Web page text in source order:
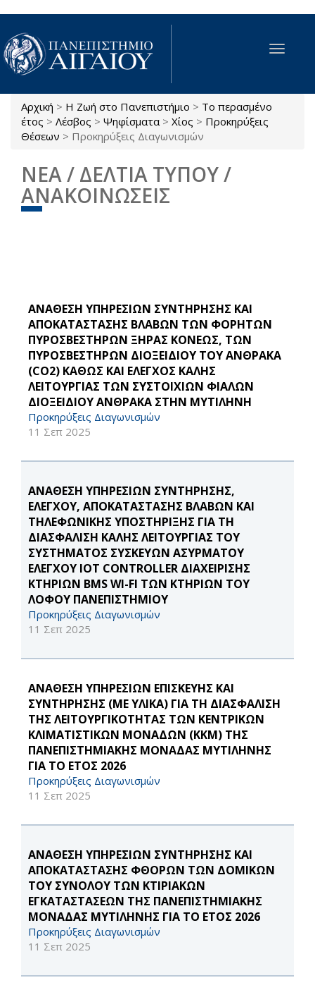
Παράκαμψη προς το κυρίως περιεχόμενο
Toggle
Είστε εδώ
Αρχική > Η Ζωή στο Πανεπιστήμιο > Το περασμένο
έτος > Λέσβος > Ψηφίσματα > Χίος > Προκηρύξεις
Θέσεων > Προκηρύξεις Διαγωνισμών
ΝΕΑ / ΔΕΛΤΙΑ ΤΥΠΟΥ /
ΑΝΑΚΟΙΝΩΣΕΙΣ
ΑΝΑΘΕΣΗ ΥΠΗΡΕΣΙΩΝ ΣΥΝΤΗΡΗΣΗΣ ΚΑΙ
ΑΠΟΚΑΤΑΣΤΑΣΗΣ ΒΛΑΒΩΝ ΤΩΝ ΦΟΡΗΤΩΝ
ΠΥΡΟΣΒΕΣΤΗΡΩΝ ΞΗΡΑΣ ΚΟΝΕΩΣ, ΤΩΝ
ΠΥΡΟΣΒΕΣΤΗΡΩΝ ΔΙΟΞΕΙΔΙΟΥ ΤΟΥ ΑΝΘΡΑΚΑ
(CO2) ΚΑΘΩΣ ΚΑΙ ΕΛΕΓΧΟΣ ΚΑΛΗΣ
ΛΕΙΤΟΥΡΓΙΑΣ ΤΩΝ ΣΥΣΤΟΙΧΙΩΝ ΦΙΑΛΩΝ
ΔΙΟΞΕΙΔΙΟΥ ΑΝΘΡΑΚΑ ΣΤΗΝ ΜΥΤΙΛΗΝΗ
Προκηρύξεις Διαγωνισμών
11 Σεπ 2025
ΑΝΑΘΕΣΗ ΥΠΗΡΕΣΙΩΝ ΣΥΝΤΗΡΗΣΗΣ,
ΕΛΕΓΧΟΥ, ΑΠΟΚΑΤΑΣΤΑΣΗΣ ΒΛΑΒΩΝ ΚΑΙ
ΤΗΛΕΦΩΝΙΚΗΣ ΥΠΟΣΤΗΡΙΞΗΣ ΓΙΑ ΤΗ
ΔΙΑΣΦΑΛΙΣΗ ΚΑΛΗΣ ΛΕΙΤΟΥΡΓΙΑΣ ΤΟΥ
ΣΥΣΤΗΜΑΤΟΣ ΣΥΣΚΕΥΩΝ ΑΣΥΡΜΑΤΟΥ
ΕΛΕΓΧΟΥ IOT CONTROLLER ΔΙΑΧΕΙΡΙΣΗΣ
ΚΤΗΡΙΩΝ BMS WI-FI ΤΩΝ ΚΤΗΡΙΩΝ ΤΟΥ
ΛΟΦΟΥ ΠΑΝΕΠΙΣΤΗΜΙΟΥ
Προκηρύξεις Διαγωνισμών
11 Σεπ 2025
ΑΝΑΘΕΣΗ ΥΠΗΡΕΣΙΩΝ ΕΠΙΣΚΕΥΗΣ ΚΑΙ
ΣΥΝΤΗΡΗΣΗΣ (ΜΕ ΥΛΙΚΑ) ΓΙΑ ΤΗ ΔΙΑΣΦΑΛΙΣΗ
ΤΗΣ ΛΕΙΤΟΥΡΓΙΚΟΤΗΤΑΣ ΤΩΝ ΚΕΝΤΡΙΚΩΝ
ΚΛΙΜΑΤΙΣΤΙΚΩΝ ΜΟΝΑΔΩΝ (ΚΚΜ) ΤΗΣ
ΠΑΝΕΠΙΣΤΗΜΙΑΚΗΣ ΜΟΝΑΔΑΣ ΜΥΤΙΛΗΝΗΣ
ΓΙΑ ΤΟ ΕΤΟΣ 2026
Προκηρύξεις Διαγωνισμών
11 Σεπ 2025
ΑΝΑΘΕΣΗ ΥΠΗΡΕΣΙΩΝ ΣΥΝΤΗΡΗΣΗΣ ΚΑΙ
ΑΠΟΚΑΤΑΣΤΑΣΗΣ ΦΘΟΡΩΝ ΤΩΝ ΔΟΜΙΚΩΝ
ΤΟΥ ΣΥΝΟΛΟΥ ΤΩΝ ΚΤΙΡΙΑΚΩΝ
ΕΓΚΑΤΑΣΤΑΣΕΩΝ ΤΗΣ ΠΑΝΕΠΙΣΤΗΜΙΑΚΗΣ
ΜΟΝΑΔΑΣ ΜΥΤΙΛΗΝΗΣ ΓΙΑ ΤΟ ΕΤΟΣ 2026
Προκηρύξεις Διαγωνισμών
11 Σεπ 2025